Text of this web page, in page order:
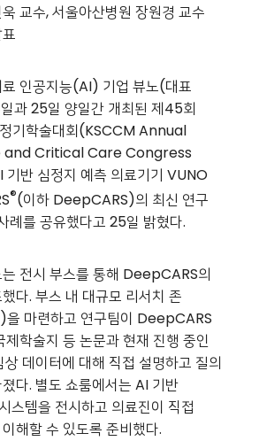
교수, 서울아산병원 장원경 교수
료 인공지능(AI) 기업 뷰노(대표
과 25일 양일간 개최된 제45회
기학술대회(KSCCM Annual
and Critical Care Congress
반 심정지 예측 의료기기 VUNO
®(이하 DeepCARS)의 최신 연구
례를 공유했다고 25일 밝혔다.
전시 부스를 통해 DeepCARS의
다. 부스 내 대규모 리서치 존
마련하고 연구팀이 DeepCARS
제학술지 등 논문과 현재 진행 중인
데이터에 대해 직접 설명하고 질의
다. 별도 쇼룸에서는 AI 기반
스템을 전시하고 의료진이 직접
해할 수 있도록 준비했다.